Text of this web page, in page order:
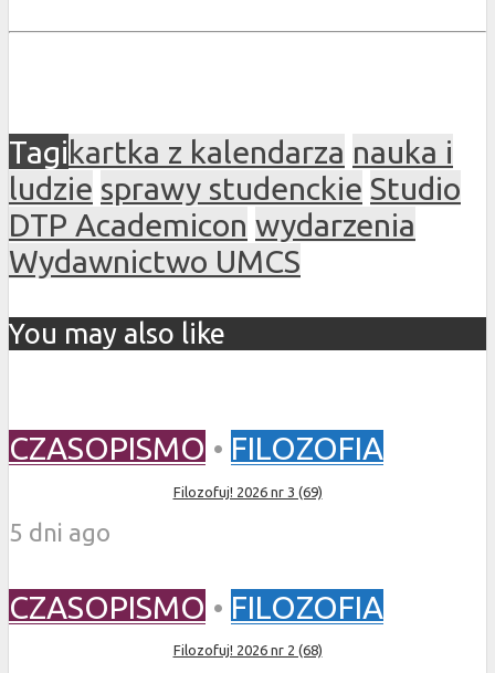
Tagikartka z kalendarza nauka i
ludzie sprawy studenckie Studio
DTP Academicon wydarzenia
Wydawnictwo UMCS
You may also like
CZASOPISMO • FILOZOFIA
Filozofuj! 2026 nr 3 (69)
5 dni ago
CZASOPISMO • FILOZOFIA
Filozofuj! 2026 nr 2 (68)